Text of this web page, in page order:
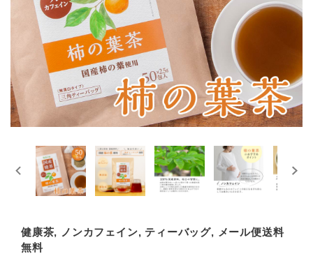
健康茶, ノンカフェイン, ティーバッグ, メール便送料
無料